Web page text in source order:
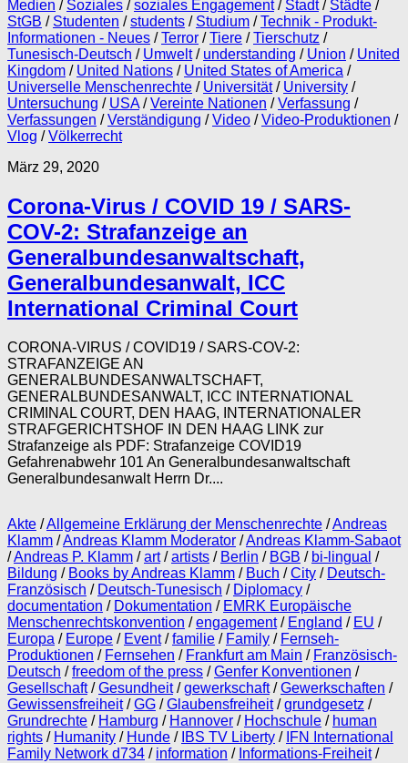
Medien / Soziales /soziales Engagement/ Stadt/ Städte /
StGB / Studenten /students / Studium /Technik - Produkt-
Informationen - Neues /Terror /Tiere /Tierschutz /
Tunesisch-Deutsch / Umwelt/ understanding / Union / United
Kingdom / United Nations / United States of America /
Universelle Menschenrechte / Universität/ University /
Untersuchung / USA/Vereinte Nationen /Verfassung /
Verfassungen /Verständigung /Video /Video-Produktionen /
Vlog /Völkerrecht
März 29, 2020
Corona-Virus / COVID 19 / SARS-
COV-2: Strafanzeige an
Generalbundesanwaltschaft,
Generalbundesanwalt, ICC
International Criminal Court
CORONA-VIRUS / COVID19 / SARS-COV-2:
STRAFANZEIGE AN
GENERALBUNDESANWALTSCHAFT,
GENERALBUNDESANWALT, ICC INTERNATIONAL
CRIMINAL COURT, DEN HAAG, INTERNATIONALER
STRAFGERICHTSHOF IN DEN HAAG LINK zur
Strafanzeige als PDF: Strafanzeige COVID19
Gefahrenabwehr 101 An Generalbundesanwaltschaft
Generalbundesanwalt Herrn Dr....
Akte /Allgemeine Erklärung der Menschenrechte /Andreas
Klamm /Andreas Klamm Moderator /Andreas Klamm-Sabaot
/Andreas P. Klamm /art/artists / Berlin / BGB / bi-lingual /
Bildung / Books by Andreas Klamm / Buch /City / Deutsch-
Französisch / Deutsch-Tunesisch / Diplomacy /
documentation / Dokumentation / EMRK Europäische
Menschenrechtskonvention /engagement/ England / EU /
Europa / Europe / Event/familie / Family / Fernseh-
Produktionen / Fernsehen / Frankfurt am Main / Französisch-
Deutsch /freedom of the press /Genfer Konventionen /
Gesellschaft/Gesundheit/gewerkschaft/Gewerkschaften /
Gewissensfreiheit/GG /Glaubensfreiheit/grundgesetz /
Grundrechte / Hamburg / Hannover / Hochschule / human
rights / Humanity / Hunde / IBS TV Liberty / IFN International
Family Network d734 / information / Informations-Freiheit/